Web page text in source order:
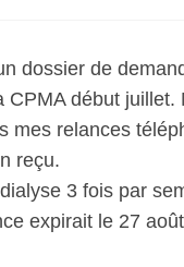
dossier de
CPMA début juillet.
mes relances
reçu.
3 fois par
expirait le 27